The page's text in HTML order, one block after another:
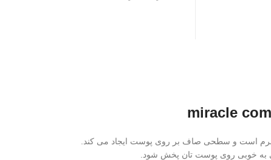
به خوبی روی پوست تان پخش شود.